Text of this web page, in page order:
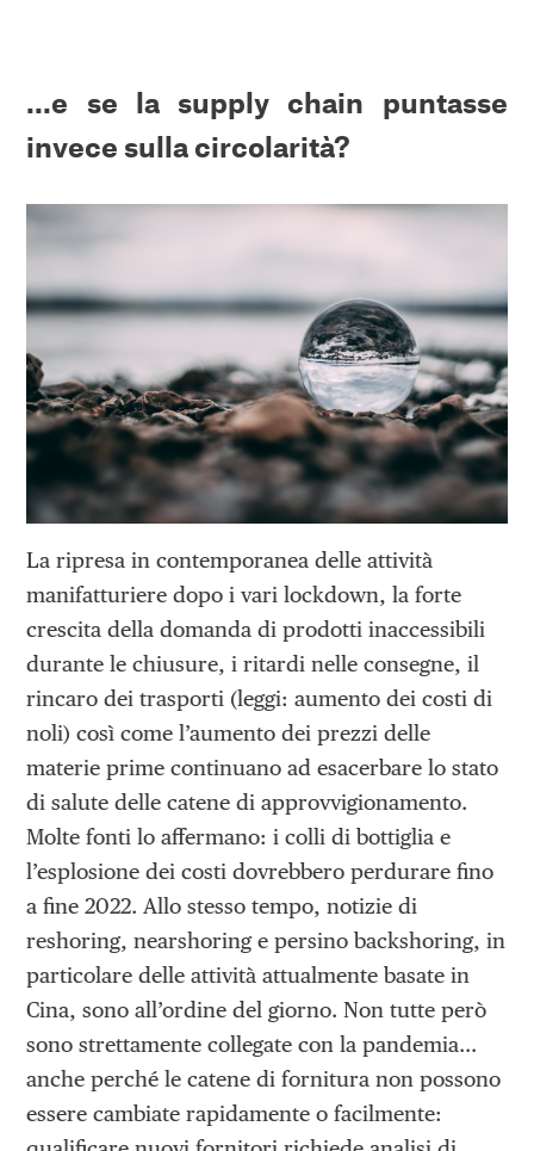
…e se la supply chain puntasse
invece sulla circolarità?
La ripresa in contemporanea delle attività
manifatturiere dopo i vari lockdown, la forte
crescita della domanda di prodotti inaccessibili
durante le chiusure, i ritardi nelle consegne, il
rincaro dei trasporti (leggi: aumento dei costi di
noli) così come l’aumento dei prezzi delle
materie prime continuano ad esacerbare lo stato
di salute delle catene di approvvigionamento.
Molte fonti lo affermano: i colli di bottiglia e
l’esplosione dei costi dovrebbero perdurare fino
a fine 2022. Allo stesso tempo, notizie di
reshoring, nearshoring e persino backshoring, in
particolare delle attività attualmente basate in
Cina, sono all’ordine del giorno. Non tutte però
sono strettamente collegate con la pandemia…
anche perché le catene di fornitura non possono
essere cambiate rapidamente o facilmente: